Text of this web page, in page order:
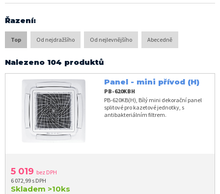
Řazení:
Top Od nejdražšího Od nejlevnějšího Abecedně
Nalezeno 104 produktů
Panel - mini přívod (H)
PB-620KBH
PB-620KB(H), Bílý mini dekorační panel
splitové pro kazetové jednotky, s
antibakteriálním filtrem.
5 019 bez DPH
6 072,99 s DPH
Skladem >10ks